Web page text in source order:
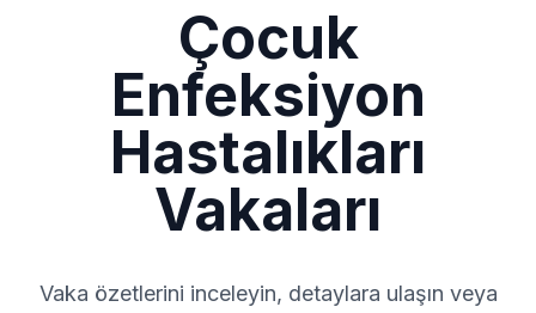
Çocuk
Enfeksiyon
Hastalıkları
Vakaları
Vaka özetlerini inceleyin, detaylara ulaşın veya